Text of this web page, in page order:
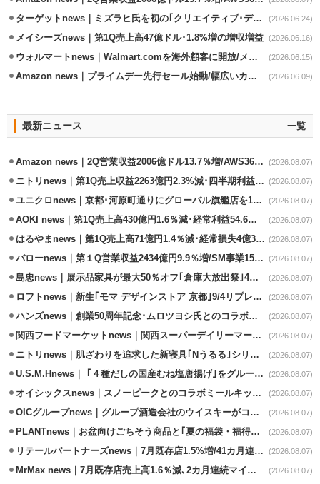
ターゲットnews｜ミズラヒ氏を初の｢クリエイティブ･ディレクター｣に起用 (2026.06.24)
メイシーズnews｜第1Q売上高47億ドル･1.8%増の増収増益 (2026.06.16)
ウォルマートnews｜Walmart.comを海外顧客に開放/メキシコへ配送開始 (2026.06.15)
Amazon news｜プライムデー先行セール始動/幅広いカテゴリーで割引き (2026.06.09)
最新ニュース 一覧
Amazon news｜2Q営業収益2006億ドル13.7％増/AWS36.8％％増が貢献 (2026.08.07)
ニトリnews｜第1Q売上収益2263億円2.3%減･四半期利益1.4％減 (2026.08.07)
ユニクロnews｜京都･河原町通りにグローバル旗艦店を11/6開設 (2026.08.07)
AOKI news｜第1Q売上高430億円1.6％減･経常利益54.6％減 (2026.08.07)
はるやまnews｜第1Q売上高71億円1.4％減･経常損失4億3800万円 (2026.08.07)
バローnews｜第１Q営業収益2434億円9.9％増/SM事業15.5％増と絶好調 (2026.08.07)
島忠news｜展示品家具が最大50％オフ｢倉庫大放出祭｣4店舗限定で開催 (2026.08.07)
ロフトnews｜新生｢モマ デザインストア 京都｣9/4リプレイスオープン (2026.08.07)
ハンズnews｜創業50周年記念･ムロツヨシ氏とのコラボ企画｢ムロハンズ｣開催 (2026.08.07)
関西フードマーケットnews｜関西スーパーデイリーマート蒲生店8/7改装 (2026.08.07)
ニトリnews｜肌ざわりを追求した新寝具｢Nうるる｣シリーズを発売 (2026.08.07)
U.S.M.Hnews｜ ｢４種だしの国産むね塩唐揚げ｣をグループ610店で共同販促 (2026.08.07)
オイシックスnews｜スノーピークとのコラボミールキット8/13発売 (2026.08.07)
OICグループnews｜グループ酒造会社のウイスキーがコンペティション受賞 (2026.08.07)
PLANTnews｜お盆向けごちそう商品と｢夏の福袋・福得カート｣8/8から開催 (2026.08.07)
リテールパートナーズnews｜7月既存店1.5%増/41カ月連続増 (2026.08.07)
MrMax news｜7月既存店売上高1.6％減､2カ月連続マイナス (2026.08.07)